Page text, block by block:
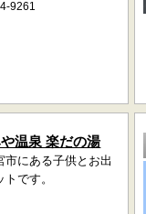
9261
温泉 楽だの湯
市にある子供とお出
です。